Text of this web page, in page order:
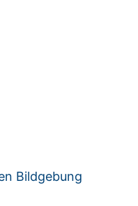
Bildgebung